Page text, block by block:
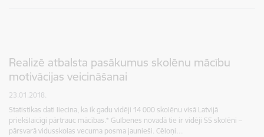
Realizē atbalsta pasākumus skolēnu mācību
motivācijas veicināšanai
23.01.2018.
Statistikas dati liecina, ka ik gadu vidēji 14 000 skolēnu visā Latvijā
priekšlaicīgi pārtrauc mācības.* Gulbenes novadā tie ir vidēji 55 skolēni –
pārsvarā vidusskolas vecuma posma jaunieši. Cēloņi…